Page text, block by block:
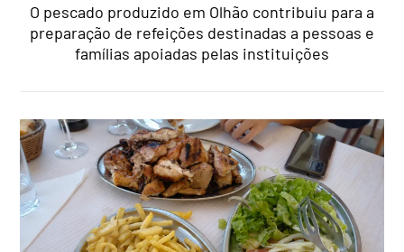
O pescado produzido em Olhão contribuiu para a
preparação de refeições destinadas a pessoas e
famílias apoiadas pelas instituições